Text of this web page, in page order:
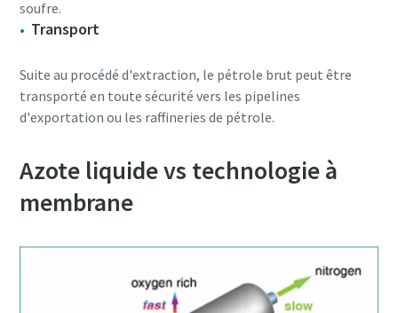
soufre.
Transport
Suite au procédé d'extraction, le pétrole brut peut être
transporté en toute sécurité vers les pipelines
d'exportation ou les raffineries de pétrole.
Azote liquide vs technologie à
membrane